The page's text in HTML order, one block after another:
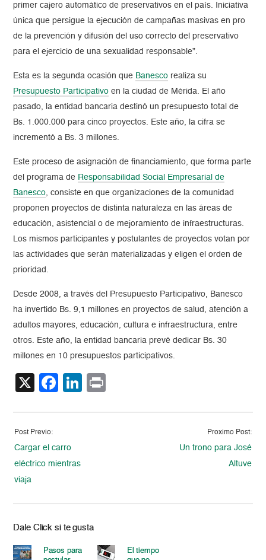
primer cajero automático de preservativos en el país. Iniciativa
única que persigue la ejecución de campañas masivas en pro
de la prevención y difusión del uso correcto del preservativo
para el ejercicio de una sexualidad responsable”.
Esta es la segunda ocasión que Banesco realiza su
Presupuesto Participativo en la ciudad de Mérida. El año
pasado, la entidad bancaria destinó un presupuesto total de
Bs. 1.000.000 para cinco proyectos. Este año, la cifra se
incrementó a Bs. 3 millones.
Este proceso de asignación de financiamiento, que forma parte
del programa de Responsabilidad Social Empresarial de
Banesco, consiste en que organizaciones de la comunidad
proponen proyectos de distinta naturaleza en las áreas de
educación, asistencial o de mejoramiento de infraestructuras.
Los mismos participantes y postulantes de proyectos votan por
las actividades que serán materializadas y eligen el orden de
prioridad.
Desde 2008, a través del Presupuesto Participativo, Banesco
ha invertido Bs. 9,1 millones en proyectos de salud, atención a
adultos mayores, educación, cultura e infraestructura, entre
otros. Este año, la entidad bancaria prevé dedicar Bs. 30
millones en 10 presupuestos participativos.
X Facebook
LinkedIn
Post Previo:
Cargar el carro
eléctrico mientras
viaja
Proximo Post:
Un trono para José
Altuve
Dale Click si te gusta
Pasos para
El tiempo